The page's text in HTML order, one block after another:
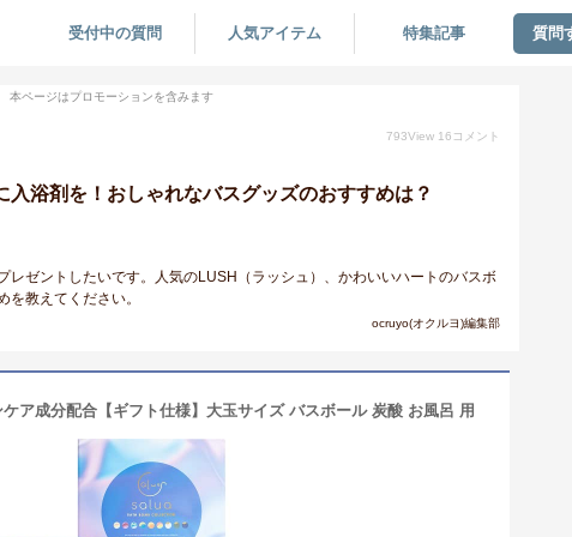
受付中の質問 人気アイテム 特集記事 質問
本ページはプロモーションを含みます
793View 16 コメント
入浴剤を！おしゃれなバスグッズのおすすめは？
レゼントしたいです。人気のLUSH（ラッシュ）、かわいいハートのバスボ
教えてください。
ocruyo(オクルヨ)編集部
ア成分配合【ギフト仕様】大玉サイズ バスボール 炭酸 お風呂 用